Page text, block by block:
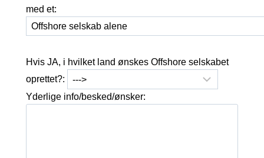
med et:
Hvis JA, i hvilket land ønskes Offshore selskabet
oprettet?:
Yderlige info/besked/ønsker: